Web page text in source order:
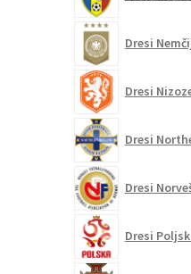
Dresi
Dresi
Dresi
Dresi
Dresi